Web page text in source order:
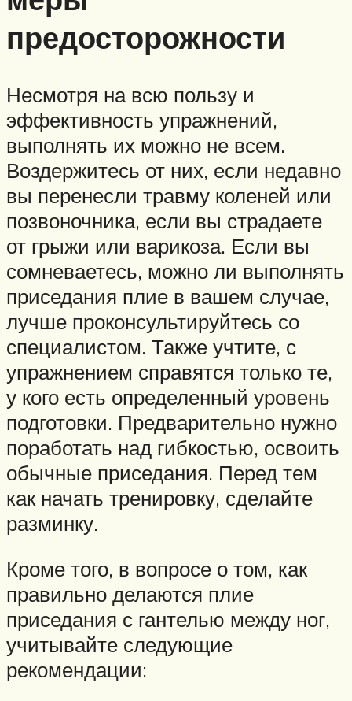
предосторожности
Несмотря на всю пользу и
эффективность упражнений,
выполнять их можно не всем.
Воздержитесь от них, если недавно
вы перенесли травму коленей или
позвоночника, если вы страдаете
от грыжи или варикоза. Если вы
сомневаетесь, можно ли выполнять
приседания плие в вашем случае,
лучше проконсультируйтесь со
специалистом. Также учтите, с
упражнением справятся только те,
у кого есть определенный уровень
подготовки. Предварительно нужно
поработать над гибкостью, освоить
обычные приседания. Перед тем
как начать тренировку, сделайте
разминку.
Кроме того, в вопросе о том, как
правильно делаются плие
приседания с гантелью между ног,
учитывайте следующие
рекомендации: